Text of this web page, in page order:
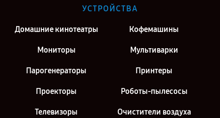
Ремонт телевизора Philips 40PFL8007T/112 в г. Москва
УСТРОЙСТВА
Домашние кинотеатры Кофемашины
Мониторы Мультиварки
Парогенераторы Принтеры
Проекторы Роботы-пылесосы
Телевизоры Очистители воздуха